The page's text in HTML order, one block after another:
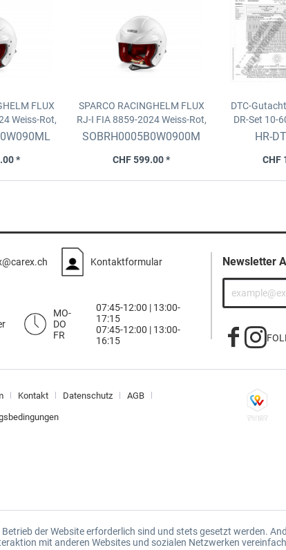
FLUX
Weiss-Rot,
L(59)
*
SPARCO RACINGHELM FLUX
RJ-I FIA 8859-2024Weiss-Rot,
Grösse M(57-58)
SOBRH0005B0W0900M
CHF 599.00 *
DTC-
DR-Set 10-
(Z85)
HR-
CHF
Kontaktformular
MO-
DO
FR
07:45-12:00 | 13:00-
17:15
07:45-12:00 | 13:00-
16:15
Newsletter
Kontakt Datenschutz AGB
der Website erforderlich sind und stets gesetzt werden.
mit anderen Websites und sozialen Netzwerken